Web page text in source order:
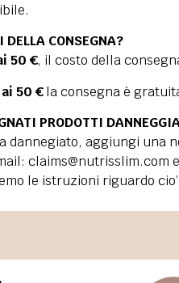
DELLA CONSEGNA?
50 €, il costo della
50 €la consegna è
PRODOTTI
dannegiato, aggiungi una
claims@nutrisslim.com
le istruzioni riguardo